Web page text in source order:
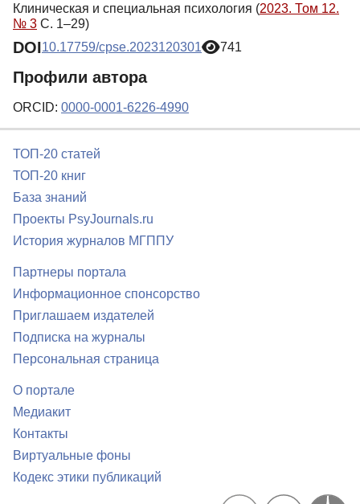
Клиническая и специальная психология (2023. Том 12.
№ 3 С. 1–29)
DOI10.17759/cpse.2023120301 741
Профили автора
ORCID: 0000-0001-6226-4990
ТОП-20 статей
ТОП-20 книг
База знаний
Проекты PsyJournals.ru
История журналов МГППУ
Партнеры портала
Информационное спонсорство
Приглашаем издателей
Подписка на журналы
Персональная страница
О портале
Медиакит
Контакты
Виртуальные фоны
Кодекс этики публикаций